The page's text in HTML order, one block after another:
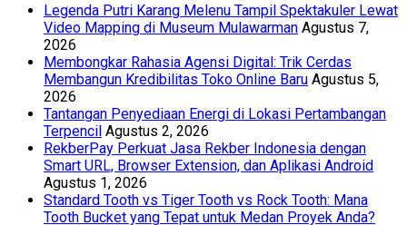
Legenda Putri Karang Melenu Tampil Spektakuler Lewat
Video Mapping di Museum Mulawarman Agustus 7,
2026
Membongkar Rahasia Agensi Digital: Trik Cerdas
Membangun Kredibilitas Toko Online Baru Agustus 5,
2026
Tantangan Penyediaan Energi di Lokasi Pertambangan
Terpencil Agustus 2, 2026
RekberPay Perkuat Jasa Rekber Indonesia dengan
Smart URL, Browser Extension, dan Aplikasi Android
Agustus 1, 2026
Standard Tooth vs Tiger Tooth vs Rock Tooth: Mana
Tooth Bucket yang Tepat untuk Medan Proyek Anda?